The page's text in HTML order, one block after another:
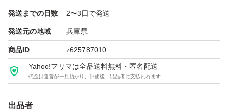
発送までの日数 2〜3日で発送
発送元の地域 兵庫県
商品ID z625787010
Yahoo!フリマは全品送料無料・匿名配送
代金は運営が一旦預かり、評価後、出品者に支払われます
出品者